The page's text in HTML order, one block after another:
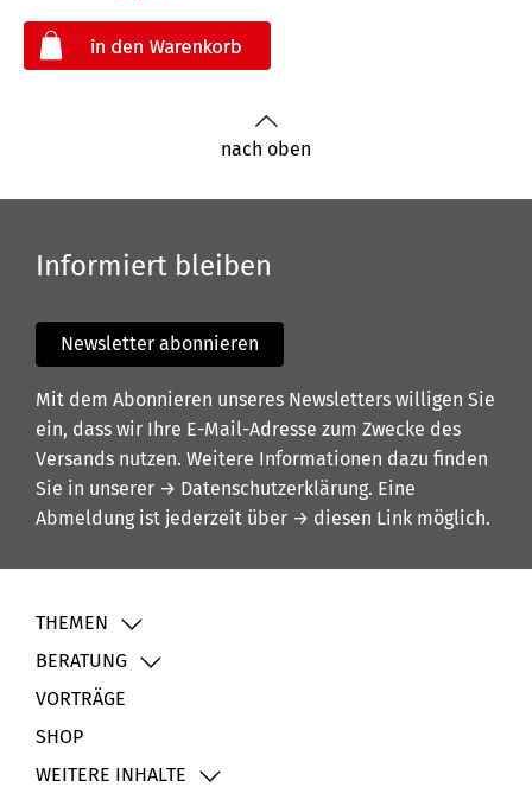
nach oben
Informiert bleiben
Newsletter abonnieren
Mit dem Abonnieren unseres Newsletters willigen Sie
ein, dass wir Ihre E-Mail-Adresse zum Zwecke des
Versands nutzen. Weitere Informationen dazu finden
Sie in unserer → Datenschutzerklärung. Eine
Abmeldung ist jederzeit über → diesen Link möglich.
THEMEN
BERATUNG
VORTRÄGE
SHOP
WEITERE INHALTE